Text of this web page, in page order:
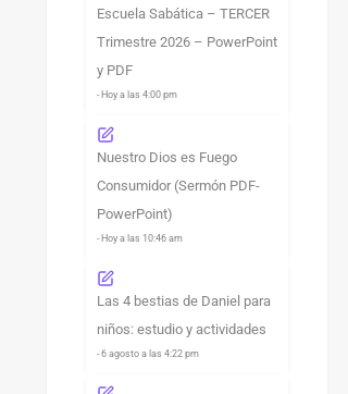
Escuela Sabática – TERCER
Trimestre 2026 – PowerPoint
y PDF
- Hoy a las 4:00 pm
Nuestro Dios es Fuego
Consumidor (Sermón PDF-
PowerPoint)
- Hoy a las 10:46 am
Las 4 bestias de Daniel para
niños: estudio y actividades
- 6 agosto a las 4:22 pm